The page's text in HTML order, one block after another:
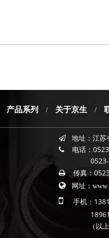
产品系列 / 关于京生 /
 地址： 江苏
 电话：
0523-
 传真：
 网址：

手机：
（以上微